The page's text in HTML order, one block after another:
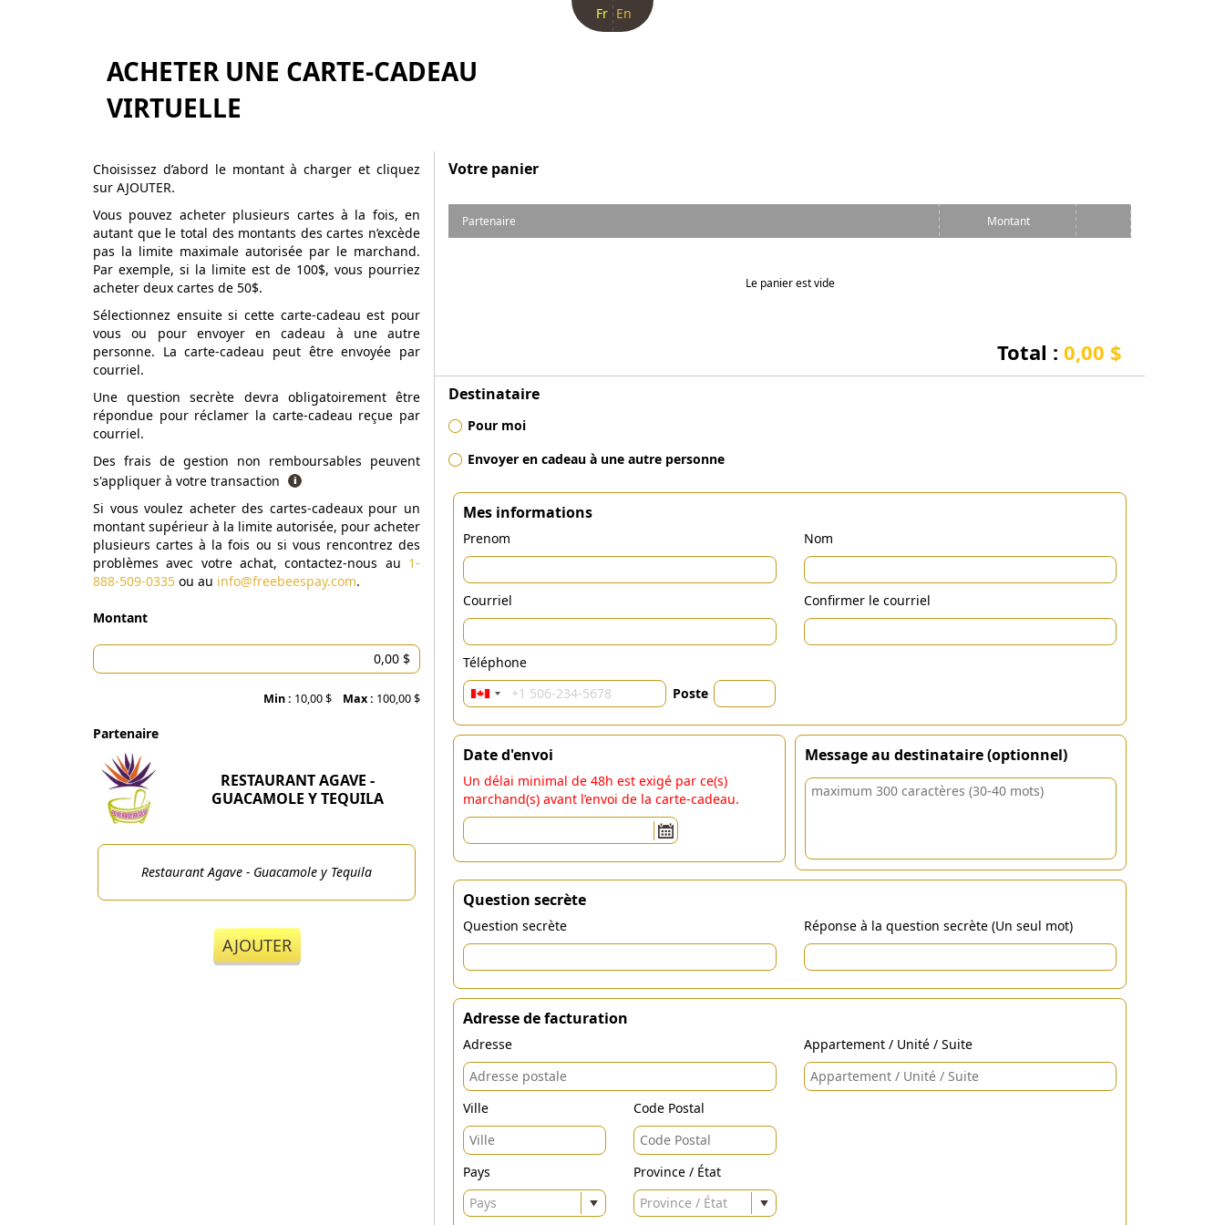
Fr En
ACHETER UNE CARTE-CADEAU
VIRTUELLE
Choisissez d’abord le montant à charger et cliquez
sur AJOUTER.
Vous pouvez acheter plusieurs cartes à la fois, en
autant que le total des montants des cartes n’excède
pas la limite maximale autorisée par le marchand.
Par exemple, si la limite est de 100$, vous pourriez
acheter deux cartes de 50$.
Sélectionnez ensuite si cette carte-cadeau est pour
vous ou pour envoyer en cadeau à une autre
personne. La carte-cadeau peut être envoyée par
courriel.
Une question secrète devra obligatoirement être
répondue pour réclamer la carte-cadeau reçue par
courriel.
Des frais de gestion non remboursables peuvent
s'appliquer à votre transaction
Si vous voulez acheter des cartes-cadeaux pour un
montant supérieur à la limite autorisée, pour acheter
plusieurs cartes à la fois ou si vous rencontrez des
problèmes avec votre achat, contactez-nous au 1-
888-509-0335 ou au info@freebeespay.com.
Montant
Min : 10,00 $ Max : 100,00 $
Partenaire
RESTAURANT AGAVE -
GUACAMOLE Y TEQUILA
Restaurant Agave - Guacamole y Tequila
AJOUTER
Votre panier
Partenaire Montant
Le panier est vide
Total : 0,00 $
Destinataire
Pour moi
Envoyer en cadeau à une autre personne
Mes informations
Prenom Nom
Courriel Confirmer le courriel
Téléphone
Poste
Date d'envoi
Un délai minimal de 48h est exigé par ce(s)
marchand(s) avant l’envoi de la carte-cadeau.
Message au destinataire (optionnel)
Question secrète
Question secrète Réponse à la question secrète (Un seul mot)
Adresse de facturation
Adresse Appartement / Unité / Suite
Ville Code Postal
Pays
Pays
Province / État
Province / État